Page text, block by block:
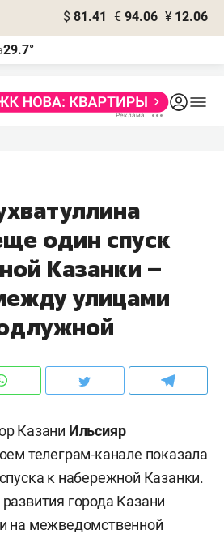
$ 81.41 € 94.06 ¥ 12.06
29.7°
один спуск
Казанки –
улицами
Казани Ильсияр
телеграм-канале показала
к набережной Казанки.
города Казани
на межведомственной